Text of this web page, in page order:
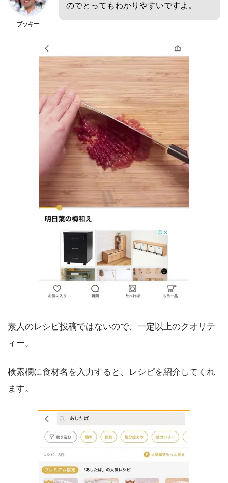
ブッキー
のでとってもわかりやすいですよ。
素人のレシピ投稿ではないので、一定以上のクオリテ
ィー。
検索欄に食材名を入力すると、レシピを紹介してくれ
ます。